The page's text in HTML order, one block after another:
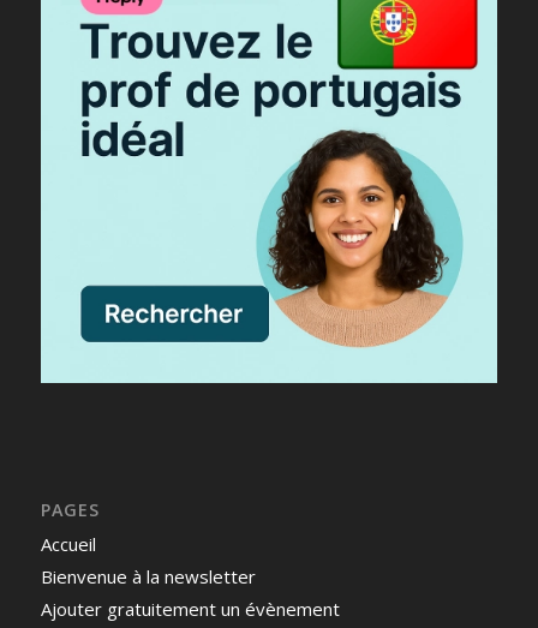
PAGES
Accueil
Bienvenue à la newsletter
Ajouter gratuitement un évènement